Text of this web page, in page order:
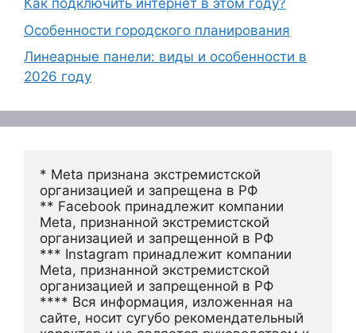
Как подключить интернет в этом году?
Особенности городского планирования
Линеарные панели: виды и особенности в
2026 году
* Meta признана экстремистской
организацией и запрещена в РФ
** Facebook принадлежит компании
Meta, признанной экстремистской
организацией и запрещенной в РФ
*** Instagram принадлежит компании
Meta, признанной экстремистской
организацией и запрещенной в РФ
**** Вся информация, изложенная на
сайте, носит сугубо рекомендательный